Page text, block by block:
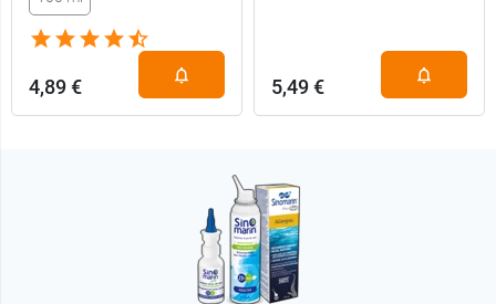
4,89 € 5,49 €